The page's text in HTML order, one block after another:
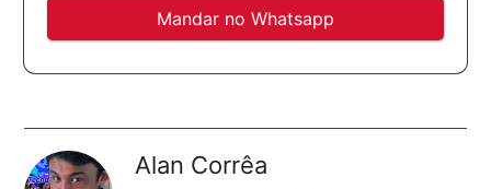
Mandar no Whatsapp
Alan Corrêa